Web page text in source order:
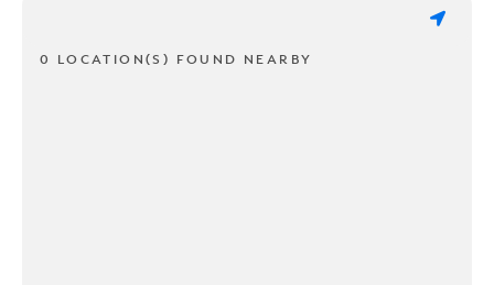
0 LOCATION(S) FOUND NEARBY